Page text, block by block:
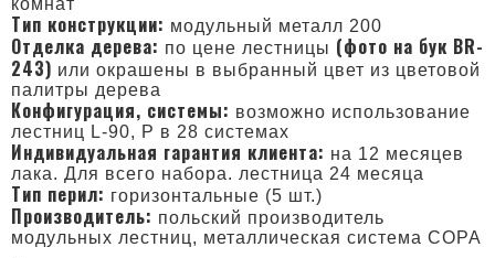
Тип конструкции: модульный металл 200
Отделка дерева: по цене лестницы (фото на бук BR-
243) или окрашены в выбранный цвет из цветовой
палитры дерева
Конфигурация, системы: возможно использование
лестниц L-90, P в 28 системах
Индивидуальная гарантия клиента: на 12 месяцев
лака. Для всего набора. лестница 24 месяца
Тип перил: горизонтальные (5 шт.)
Производитель: польский производитель
модульных лестниц, металлическая система COPA